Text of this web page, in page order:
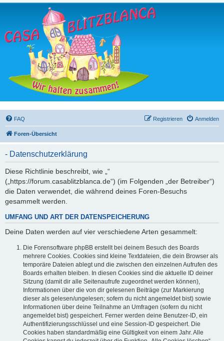
FAQ Anmelden
Registrieren
Foren-Übersicht
- Datenschutzerklärung
Diese Richtlinie beschreibt, wie „“
(„https://forum.casablitzblanca.de“) (im Folgenden „der Betreiber“)
die Daten verwendet, die während deines Foren-Besuchs
gesammelt werden.
UMFANG UND ART DER DATENSPEICHERUNG
Deine Daten werden auf vier verschiedene Arten gesammelt:
Die Forensoftware phpBB erstellt bei deinem Besuch des Boards
mehrere Cookies. Cookies sind kleine Textdateien, die dein Browser als
temporäre Dateien ablegt und die zwischen den einzelnen Aufrufen des
Boards erhalten bleiben. In diesen Cookies sind die aktuelle ID deiner
Sitzung (damit dir alle Seitenaufrufe zugeordnet werden können),
Informationen über die von dir gelesenen Beiträge (zur Markierung
dieser als gelesen/ungelesen; sofern du nicht angemeldet bist) sowie
Informationen über deine Teilnahme an Umfragen (sofern du nicht
angemeldet bist) gespeichert. Ferner werden deine Benutzer-ID, ein
Authentifizierungsschlüssel und eine Session-ID gespeichert. Die
Cookies haben standardmäßig eine Gültigkeit von einem Jahr. Alle